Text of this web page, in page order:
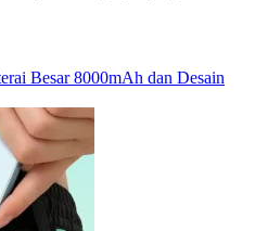
Besar 8000mAh dan Desain